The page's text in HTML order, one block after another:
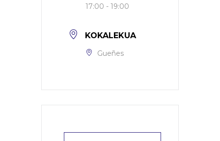
17:00 - 19:00
KOKALEKUA
Gueñes